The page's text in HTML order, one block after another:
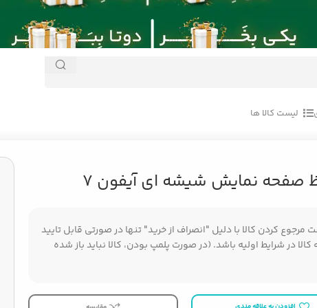
لیست کالا ها
صفحه نمایش شیشه ای آیفون 7
مرجوع کردن کالا با دلیل "انصراف از خرید" تنها در صورتی قابل تایید
در شرایط اولیه باشد. (در صورت پلمپ بودن، کالا نباید باز شده